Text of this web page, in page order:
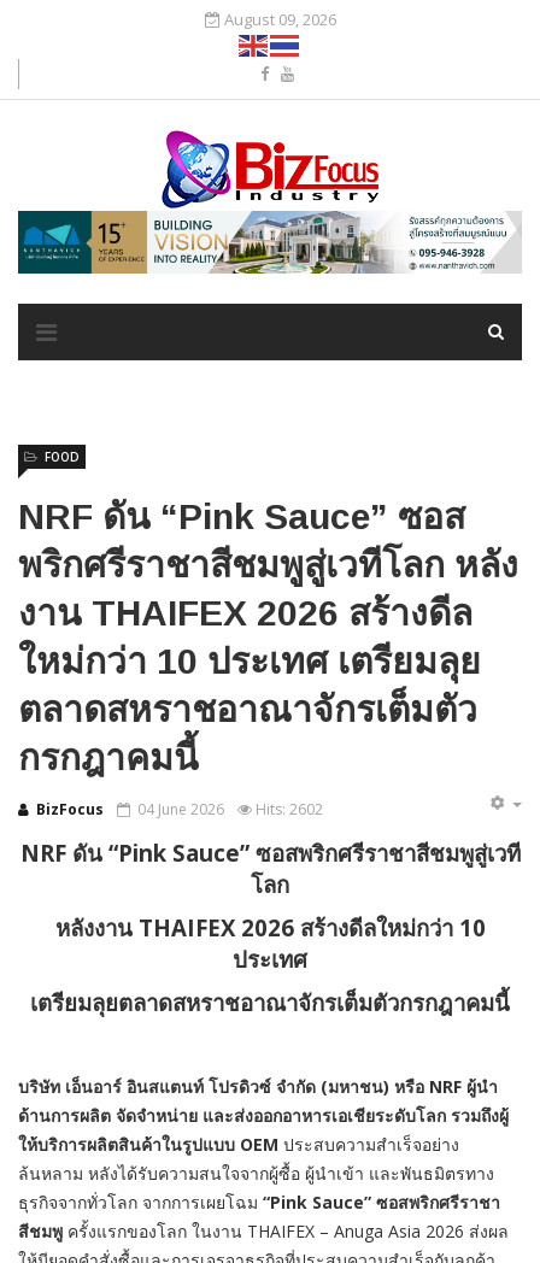
August 09, 2026
NRF ดัน “Pink Sauce” ซอส
พริกศรีราชาสีชมพูสู่เวทีโลก หลัง
งาน THAIFEX 2026 สร้างดีล
ใหม่กว่า 10 ประเทศ เตรียมลุย
ตลาดสหราชอาณาจักรเต็มตัว
กรกฎาคมนี้
BizFocus
FOOD
04 June 2026 Hits: 2602
NRF ดัน “Pink Sauce” ซอสพริกศรีราชาสีชมพูสู่เวที
โลก
หลังงาน THAIFEX 2026 สร้างดีลใหม่กว่า 10
ประเทศ
เตรียมลุยตลาดสหราชอาณาจักรเต็มตัวกรกฎาคมนี้
บริษัท เอ็นอาร์ อินสแตนท์ โปรดิวซ์ จำกัด (มหาชน) หรือ NRF ผู้นำ
ด้านการผลิต จัดจำหน่าย และส่งออกอาหารเอเชียระดับโลก รวมถึงผู้
ให้บริการผลิตสินค้าในรูปแบบ OEM ประสบความสำเร็จอย่าง
ล้นหลาม หลังได้รับความสนใจจากผู้ซื้อ ผู้นำเข้า และพันธมิตรทาง
ธุรกิจจากทั่วโลก จากการเผยโฉม “Pink Sauce” ซอสพริกศรีราชา
สีชมพู ครั้งแรกของโลก ในงาน THAIFEX – Anuga Asia 2026 ส่งผล